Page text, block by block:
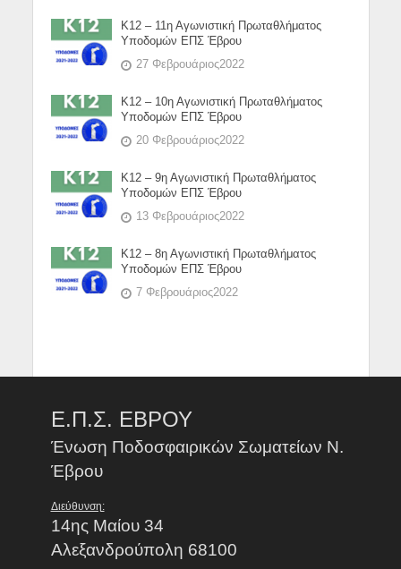
Κ12 – 11η Αγωνιστική Πρωταθλήματος
Υποδομών ΕΠΣ Έβρου
27 Φεβρουάριος2022
Κ12 – 10η Αγωνιστική Πρωταθλήματος
Υποδομών ΕΠΣ Έβρου
20 Φεβρουάριος2022
Κ12 – 9η Αγωνιστική Πρωταθλήματος
Υποδομών ΕΠΣ Έβρου
13 Φεβρουάριος2022
Κ12 – 8η Αγωνιστική Πρωταθλήματος
Υποδομών ΕΠΣ Έβρου
7 Φεβρουάριος2022
Ε.Π.Σ. ΕΒΡΟΥ
Ένωση Ποδοσφαιρικών Σωματείων Ν.
Έβρου
Διεύθυνση:
14ης Μαίου 34
Αλεξανδρούπολη 68100